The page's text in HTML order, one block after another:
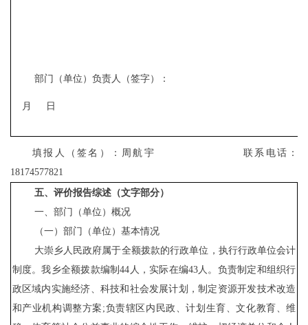
部门（单位）负责人（签字）：
月 日
填报人（签名）： 周航宇
联系电话：
18174577821
五、评价报告综述（文字部分）
一、部门（单位）概况
（一）部门（单位）基本情况
大崇乡人民政府属于全额拨款的行政单位，执行行政单位会计
制度。我 乡全额拨款编制44 人，实际在编43人。负责制定和组织行
政区域内实施经济、科技和社会发展计划，制定资源开发技术改造
和产业机构调整方案 ;负责辖区内民政、计划生育、文化教育、维